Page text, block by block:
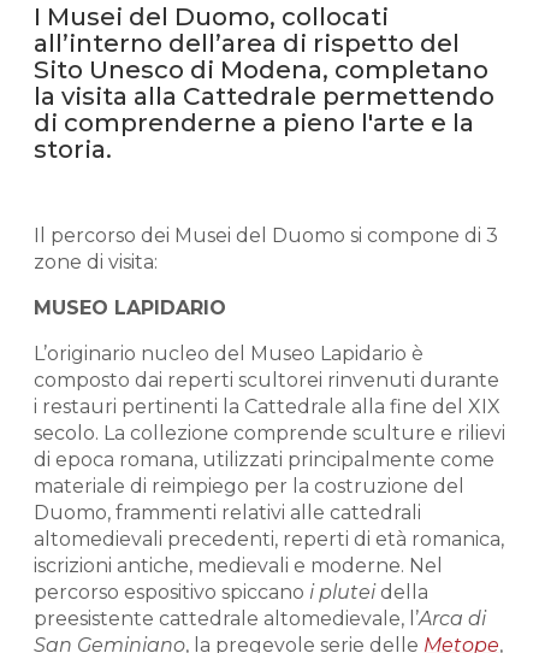
I Musei del Duomo, collocati
all’interno dell’area di rispetto del
Sito Unesco di Modena, completano
la visita alla Cattedrale permettendo
di comprenderne a pieno l'arte e la
storia.
Il percorso dei Musei del Duomo si compone di 3
zone di visita:
MUSEO LAPIDARIO
L’originario nucleo del Museo Lapidario è
composto dai reperti scultorei rinvenuti durante
i restauri pertinenti la Cattedrale alla fine del XIX
secolo. La collezione comprende sculture e rilievi
di epoca romana, utilizzati principalmente come
materiale di reimpiego per la costruzione del
Duomo, frammenti relativi alle cattedrali
altomedievali precedenti, reperti di età romanica,
iscrizioni antiche, medievali e moderne. Nel
percorso espositivo spiccano i pluteidella
preesistente cattedrale altomedievale, l’Arca di
San Geminiano, la pregevole serie delle Metope,